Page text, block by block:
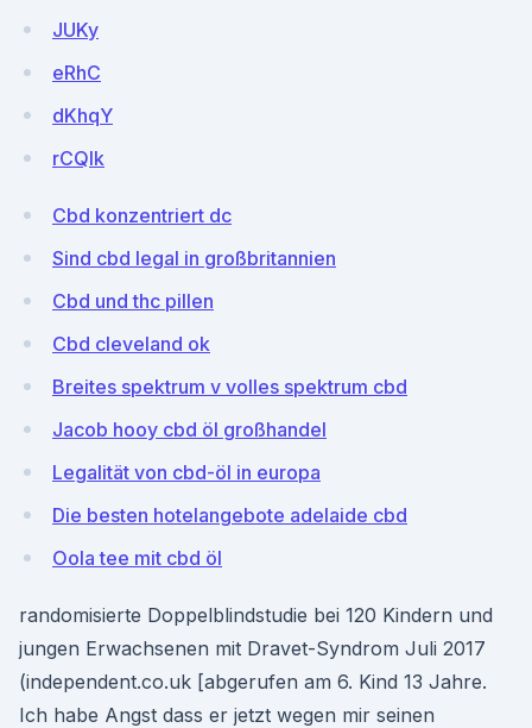
JUKy
eRhC
dKhqY
rCQlk
Cbd konzentriert dc
Sind cbd legal in großbritannien
Cbd und thc pillen
Cbd cleveland ok
Breites spektrum v volles spektrum cbd
Jacob hooy cbd öl großhandel
Legalität von cbd-öl in europa
Die besten hotelangebote adelaide cbd
Oola tee mit cbd öl
randomisierte Doppelblindstudie bei 120 Kindern und
jungen Erwachsenen mit Dravet-Syndrom Juli 2017
(independent.co.uk [abgerufen am 6. Kind 13 Jahre.
Ich habe Angst dass er jetzt wegen mir seinen